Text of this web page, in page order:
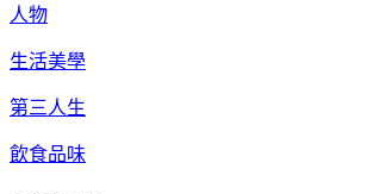
人物
生活美學
第三人生
飲食品味